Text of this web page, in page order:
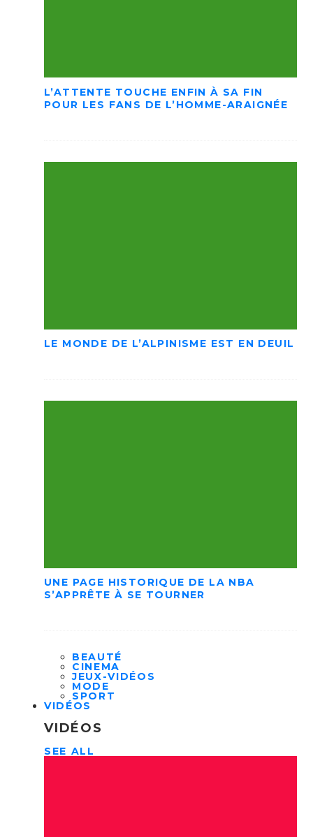
L’ATTENTE TOUCHE ENFIN À SA FIN
POUR LES FANS DE L’HOMME-ARAIGNÉE
LE MONDE DE L’ALPINISME EST EN DEUIL
UNE PAGE HISTORIQUE DE LA NBA
S’APPRÊTE À SE TOURNER
BEAUTÉ
CINEMA
JEUX-VIDÉOS
MODE
SPORT
VIDÉOS
VIDÉOS
SEE ALL